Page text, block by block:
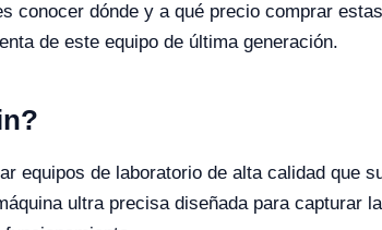
conocer dónde y a qué precio comprar
de este equipo de última generación.
equipos de laboratorio de alta calidad que
ultra precisa diseñada para capturar